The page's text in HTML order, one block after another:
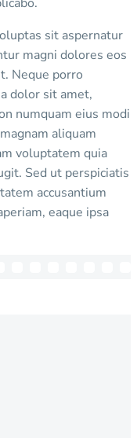
sit aspernatur
magni dolores eos
Neque porro
dolor sit amet,
numquam eius modi
aliquam
voluptatem quia
Sed ut perspiciatis
accusantium
eaque ipsa